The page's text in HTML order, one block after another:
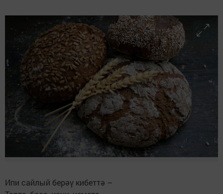
Ипи сайлый берәү кибеттә –